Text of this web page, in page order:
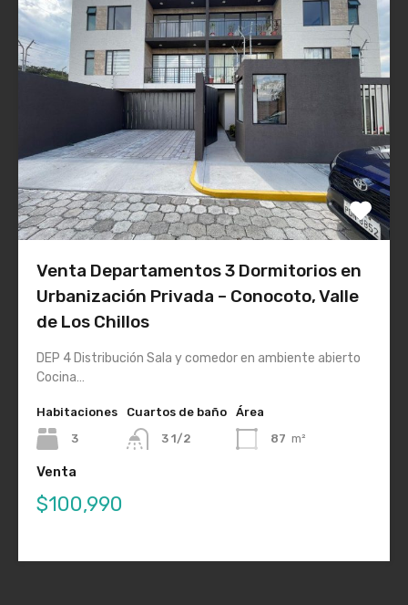
Venta Departamentos 3 Dormitorios en
Urbanización Privada – Conocoto, Valle
de Los Chillos
DEP 4 Distribución Sala y comedor en ambiente abierto
Cocina…
Habitaciones
3
Cuartos de baño
3 1/2
Área
87 m²
Venta
$100,990